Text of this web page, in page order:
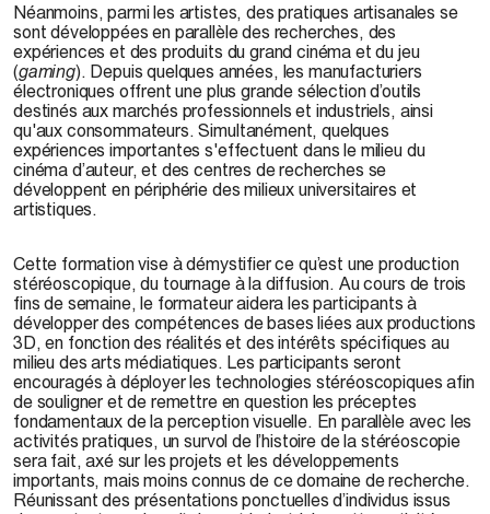
Néanmoins, parmi les artistes, des pratiques artisanales se
sont développées en parallèle des recherches, des
expériences et des produits du grand cinéma et du jeu
(gaming). Depuis quelques années, les manufacturiers
électroniques offrent une plus grande sélection d’outils
destinés aux marchés professionnels et industriels, ainsi
qu'aux consommateurs. Simultanément, quelques
expériences importantes s'effectuent dans le milieu du
cinéma d’auteur, et des centres de recherches se
développent en périphérie des milieux universitaires et
artistiques.
Cette formation vise à démystifier ce qu’est une production
stéréoscopique, du tournage à la diffusion. Au cours de trois
fins de semaine, le formateur aidera les participants à
développer des compétences de bases liées aux productions
3D, en fonction des réalités et des intérêts spécifiques au
milieu des arts médiatiques. Les participants seront
encouragés à déployer les technologies stéréoscopiques afin
de souligner et de remettre en question les préceptes
fondamentaux de la perception visuelle. En parallèle avec les
activités pratiques, un survol de l’histoire de la stéréoscopie
sera fait, axé sur les projets et les développements
importants, mais moins connus de ce domaine de recherche.
Réunissant des présentations ponctuelles d’individus issus